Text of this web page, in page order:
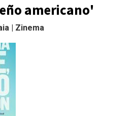
americano'
| Zinema